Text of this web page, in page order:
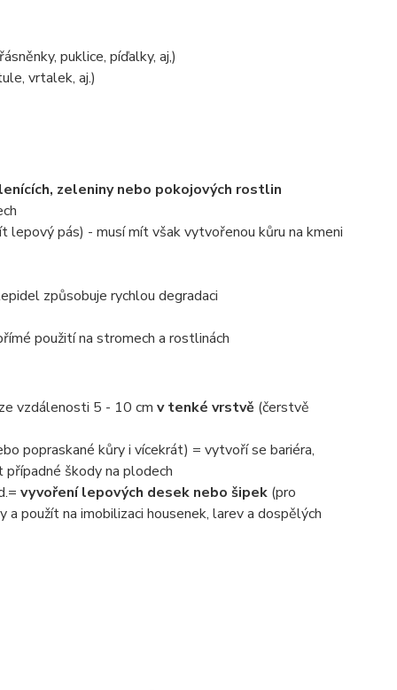
puklice, píďalky, aj,)
vrtalek, aj.)
zeleniny nebo pokojových rostlin
lepový pás) - musí mít však vytvořenou kůru na kmeni
způsobuje rychlou degradaci
použití na stromech a rostlinách
vzdálenosti 5 - 10 cm v tenké vrstvě (čerstvě
popraskané kůry i vícekrát) = vytvoří se bariéra,
škody na plodech
vyvoření lepových desek nebo šipek(pro
použít na imobilizaci housenek, larev a dospělých